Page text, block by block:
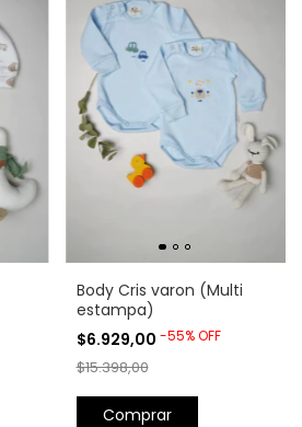
Body Cris varon (Multi
estampa)
$6.929,00 -55%OFF
$15.398,00
Comprar